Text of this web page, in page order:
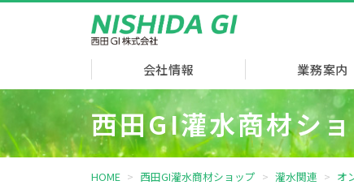
会社情報 業務案内
西田GI灌水商材シ
HOME 西田GI灌水商材ショップ 灌水関連 オ